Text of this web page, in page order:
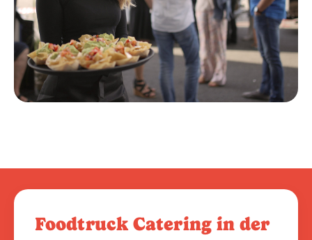
Foodtruck Catering in der